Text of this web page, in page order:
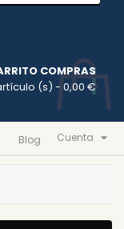
COMPRAS
(s) - 0,00 €
Cuenta 
Blog